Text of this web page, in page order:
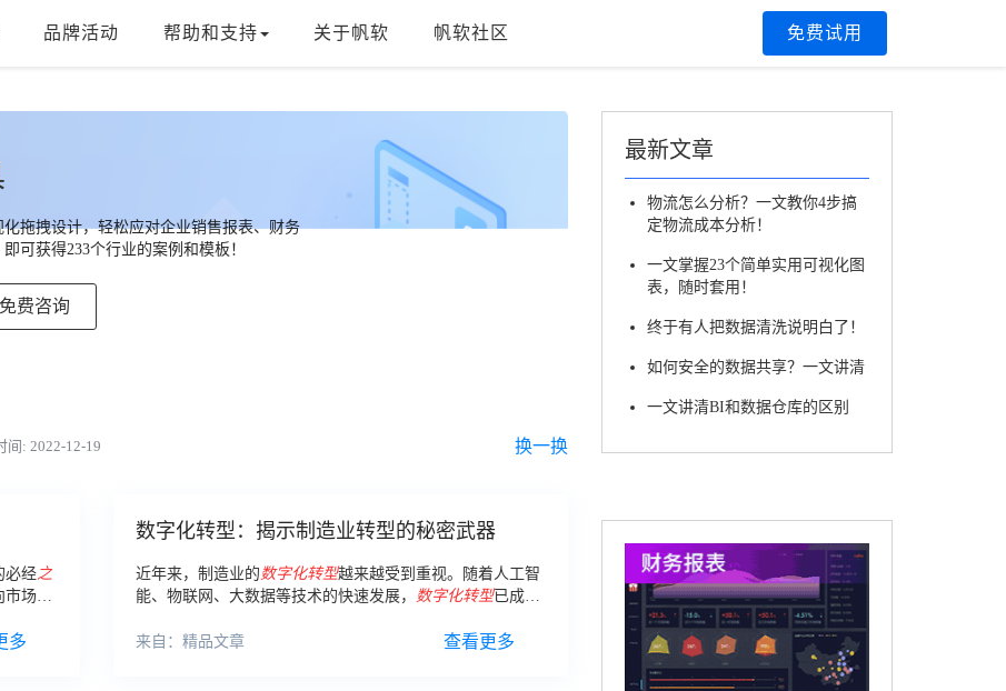
品牌活动 帮助和支持 关于帆软 帆软社区 免费试用
拖拽设计，轻松应对企业销售报表、财务
可获得233个行业的案例和模板！
免费咨询
间: 2022-12-19 换一换
必经之
市场、
多
数字化转型：揭示制造业转型的秘密武器
近年来，制造业的 数字化转型越来越受到重视。随着人工智
能、物联网、大数据等技术的快速发展，
数字化转型已成为
型的意义、影响和挑战。
来自：精品文章 查看更多
最新文章
物流怎么分析？一文教你4步搞
定物流成本分析！
一文掌握23个简单实用可视化图
表，随时套用！
终于有人把数据清洗说明白了！
如何安全的数据共享？一文讲清
一文讲清BI和数据仓库的区别